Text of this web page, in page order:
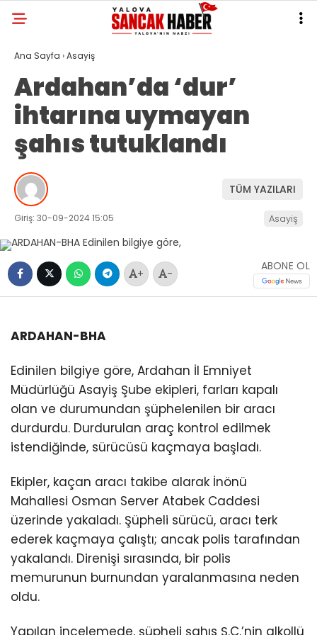
Ana Sayfa ›Asayiş
Ardahan’da ‘dur’
ihtarına uymayan
şahıs tutuklandı
TÜM YAZILARI
Giriş: 30-09-2024 15:05 Asayiş
+ -
ABONE OL
ARDAHAN-BHA
Edinilen bilgiye göre, Ardahan İl Emniyet
Müdürlüğü Asayiş Şube ekipleri, farları kapalı
olan ve durumundan şüphelenilen bir aracı
durdurdu. Durdurulan araç kontrol edilmek
istendiğinde, sürücüsü kaçmaya başladı.
Ekipler, kaçan aracı takibe alarak İnönü
Mahallesi Osman Server Atabek Caddesi
üzerinde yakaladı. Şüpheli sürücü, aracı terk
ederek kaçmaya çalıştı; ancak polis tarafından
yakalandı. Direnişi sırasında, bir polis
memurunun burnundan yaralanmasına neden
oldu.